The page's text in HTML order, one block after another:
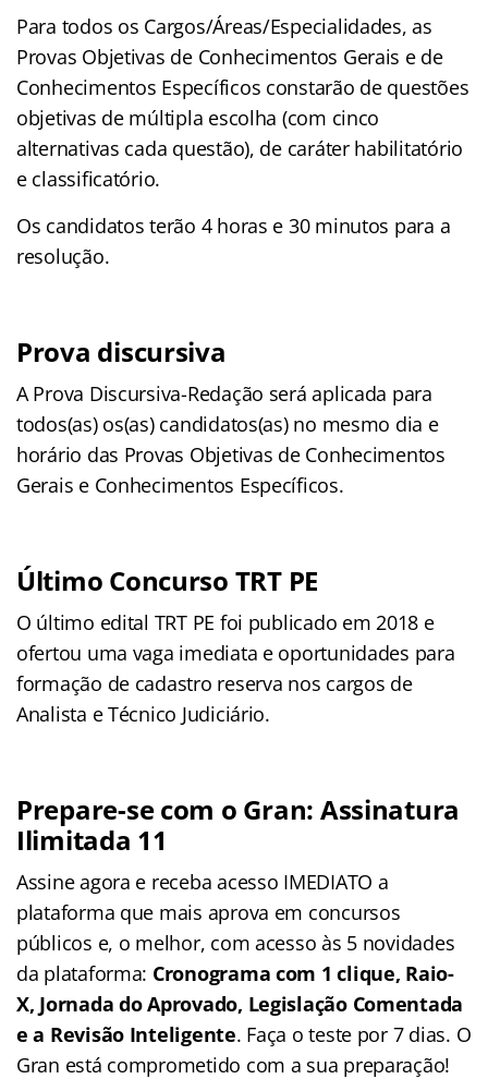
Para todos os Cargos/Áreas/Especialidades, as
Provas Objetivas de Conhecimentos Gerais e de
Conhecimentos Específicos constarão de questões
objetivas de múltipla escolha (com cinco
alternativas cada questão), de caráter habilitatório
e classificatório.
Os candidatos terão 4 horas e 30 minutos para a
resolução.
Prova discursiva
A Prova Discursiva-Redação será aplicada para
todos(as) os(as) candidatos(as) no mesmo dia e
horário das Provas Objetivas de Conhecimentos
Gerais e Conhecimentos Específicos.
Último Concurso TRT PE
O último edital TRT PE foi publicado em 2018 e
ofertou uma vaga imediata e oportunidades para
formação de cadastro reserva nos cargos de
Analista e Técnico Judiciário.
Prepare-se com o Gran: Assinatura
Ilimitada 11
Assine agora e receba acesso IMEDIATO a
plataforma que mais aprova em concursos
públicos e, o melhor, com acesso às 5 novidades
da plataforma: Cronograma com 1 clique, Raio-
X, Jornada do Aprovado, Legislação Comentada
e a Revisão Inteligente. Faça o teste por 7 dias. O
Gran está comprometido com a sua preparação!